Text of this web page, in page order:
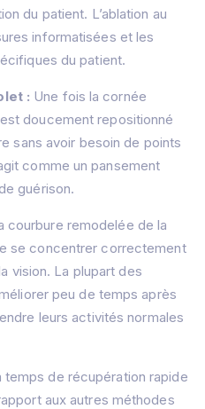
du patient. L’ablation au
informatisées et les
du patient.
: Une fois la cornée
doucement repositionné
sans avoir besoin de points
comme un pansement
guérison.
courbure remodelée de la
se concentrer correctement
vision. La plupart des
peu de temps après
leurs activités normales
temps de récupération rapide
aux autres méthodes